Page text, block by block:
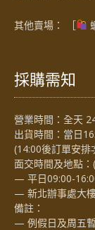
其他賣場： ［
採購需知
營業時間：全天
出貨時間：當日
(14:00後訂單安排
面交時間及地點
— 平日09:00-
— 新北辦事處大
備註：
— 例假日及周五